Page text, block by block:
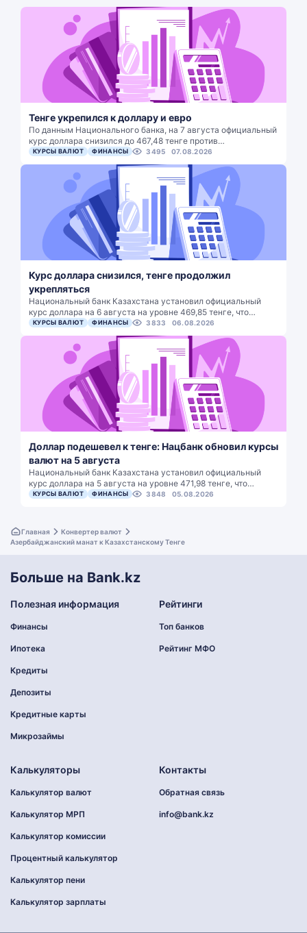
Тенге укрепился к доллару и евро
По данным Национального банка, на 7 августа официальный
курс доллара снизился до 467,48 тенге против…
КУРСЫ ВАЛЮТ ФИНАНСЫ 3495 07.08.2026
Курс доллара снизился, тенге продолжил
укрепляться
Национальный банк Казахстана установил официальный
курс доллара на 6 августа на уровне 469,85 тенге, что…
КУРСЫ ВАЛЮТ ФИНАНСЫ 3833 06.08.2026
Доллар подешевел к тенге: Нацбанк обновил курсы
валют на 5 августа
Национальный банк Казахстана установил официальный
курс доллара на 5 августа на уровне 471,98 тенге, что…
КУРСЫ ВАЛЮТ ФИНАНСЫ 3848 05.08.2026
Главная
Конвертер валют
Азербайджанский манат к Казахстанскому Тенге
Больше на Bank.kz
Полезная информация
Финансы
Ипотека
Кредиты
Депозиты
Кредитные карты
Микрозаймы
Рейтинги
Топ банков
Рейтинг МФО
Калькуляторы
Калькулятор валют
Калькулятор МРП
Калькулятор комиссии
Процентный калькулятор
Калькулятор пени
Калькулятор зарплаты
Контакты
Обратная связь
info@bank.kz